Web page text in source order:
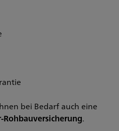
bei Bedarf auch eine
Rohbauversicherung.